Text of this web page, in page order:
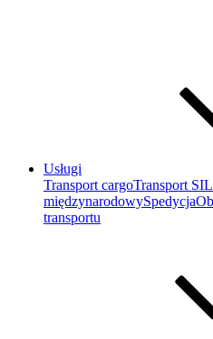
Usługi
Transport cargoTransport
międzynarodowySpedycja
transportu